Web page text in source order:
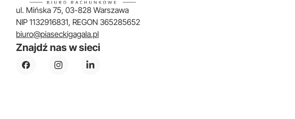
ul. Mińska 75, 03-828 Warszawa
NIP 1132916831, REGON 365285652
biuro@piaseckigagala.pl
Znajdź nas w sieci